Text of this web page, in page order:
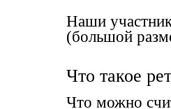
Наши
(большой
Что такое
Что можно